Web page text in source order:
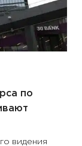
по
видения